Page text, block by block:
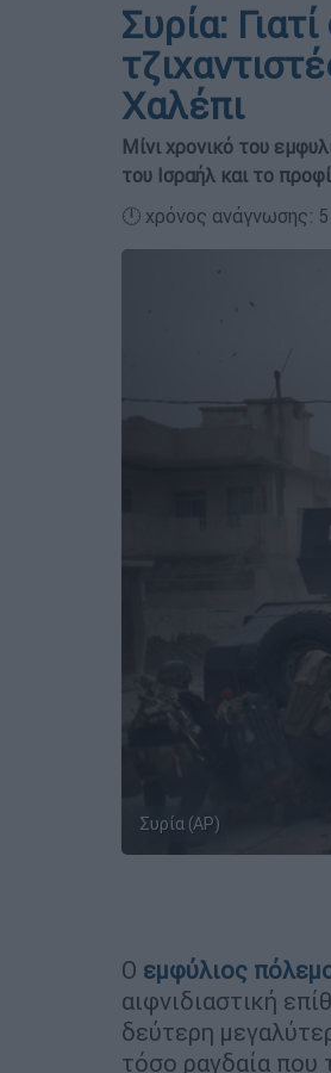
Συρία:
Χαλέπι
Μίνι χρονικό του
του Ισραήλ και το
🕛 χρόνος ανάγνωσης:
Συρία (AP)
Ο εμφύλιος
αιφνιδιαστική
δεύτερη
τόσο ραγδαία που